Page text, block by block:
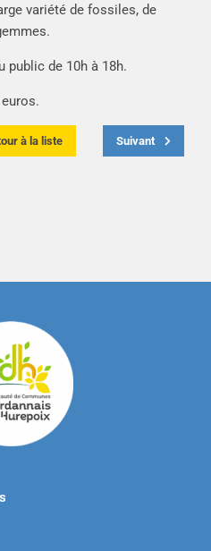
variété de fossiles, de
public de 10h à 18h.
à la liste Suivant